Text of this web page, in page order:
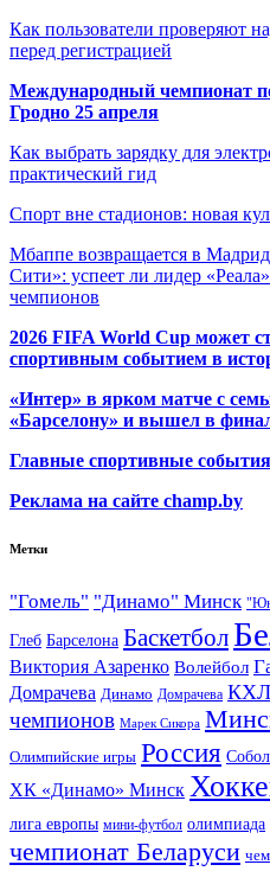
Как пользователи проверяют
перед регистрацией
Международный чемпионат
Гродно 25 апреля
Как выбрать зарядку для
практический гид
Спорт вне стадионов: новая
Мбаппе возвращается в
Сити»: успеет ли лидер
чемпионов
2026 FIFA World Cup может
спортивным событием в
«Интер» в ярком матче с
«Барселону» и вышел в
Главные спортивные
Реклама на сайте champ.by
Метки
"Гомель" "Динамо" Минск
Глеб Барселона Баскетбол
Виктория Азаренко Волейбол
Домрачева Динамо Домрачева КХЛ
чемпионов Марек Сикора
Олимпийские игры Россия
ХК «Динамо» Минск
лига европы мини-футбол олимпиада
чемпионат Беларуси